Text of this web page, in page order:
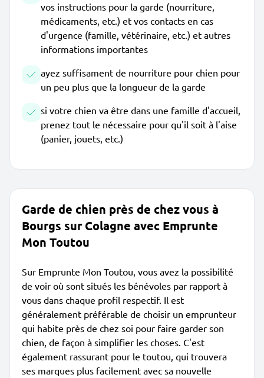
vos instructions pour la garde (nourriture,
médicaments, etc.) et vos contacts en cas
d'urgence (famille, vétérinaire, etc.) et autres
informations importantes
ayez suffisament de nourriture pour chien pour
un peu plus que la longueur de la garde
si votre chien va être dans une famille d'accueil,
prenez tout le nécessaire pour qu'il soit à l'aise
(panier, jouets, etc.)
Garde de chien près de chez vous à
Bourgs sur Colagne avec Emprunte
Mon Toutou
Sur Emprunte Mon Toutou, vous avez la possibilité
de voir où sont situés les bénévoles par rapport à
vous dans chaque profil respectif. Il est
généralement préférable de choisir un emprunteur
qui habite près de chez soi pour faire garder son
chien, de façon à simplifier les choses. C'est
également rassurant pour le toutou, qui trouvera
ses marques plus facilement avec sa nouvelle